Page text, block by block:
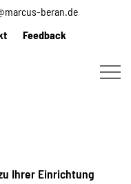
beran.de
Feedback
Ihrer Einrichtung